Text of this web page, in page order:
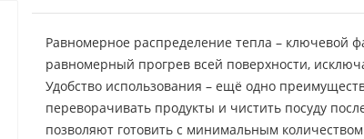
Равномерное распределение тепла – ключевой
равномерный прогрев всей поверхности,
Удобство использования – ещё одно
переворачивать продукты и чистить посуду
позволяют готовить с минимальным